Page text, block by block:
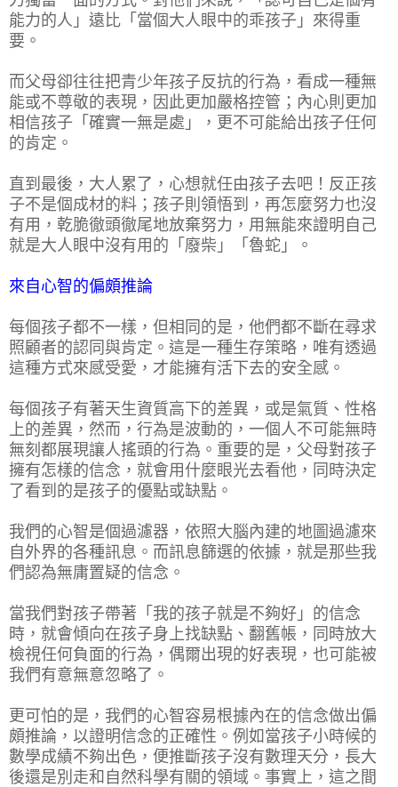
能力的人」遠比「當個大人眼中的乖孩子」來得重
要。
而父母卻往往把青少年孩子反抗的行為，看成一種無
能或不尊敬的表現，因此更加嚴格控管；內心則更加
相信孩子「確實一無是處」，更不可能給出孩子任何
的肯定。
直到最後，大人累了，心想就任由孩子去吧！反正孩
子不是個成材的料；孩子則領悟到，再怎麼努力也沒
有用，乾脆徹頭徹尾地放棄努力，用無能來證明自己
就是大人眼中沒有用的「廢柴」「魯蛇」。
來自心智的偏頗推論
每個孩子都不一樣，但相同的是，他們都不斷在尋求
照顧者的認同與肯定。這是一種生存策略，唯有透過
這種方式來感受愛，才能擁有活下去的安全感。
每個孩子有著天生資質高下的差異，或是氣質、性格
上的差異，然而，行為是波動的，一個人不可能無時
無刻都展現讓人搖頭的行為。重要的是，父母對孩子
擁有怎樣的信念，就會用什麼眼光去看他，同時決定
了看到的是孩子的優點或缺點。
我們的心智是個過濾器，依照大腦內建的地圖過濾來
自外界的各種訊息。而訊息篩選的依據，就是那些我
們認為無庸置疑的信念。
當我們對孩子帶著「我的孩子就是不夠好」的信念
時，就會傾向在孩子身上找缺點、翻舊帳，同時放大
檢視任何負面的行為，偶爾出現的好表現，也可能被
我們有意無意忽略了。
更可怕的是，我們的心智容易根據內在的信念做出偏
頗推論，以證明信念的正確性。例如當孩子小時候的
數學成績不夠出色，便推斷孩子沒有數理天分，長大
後還是別走和自然科學有關的領域。事實上，這之間